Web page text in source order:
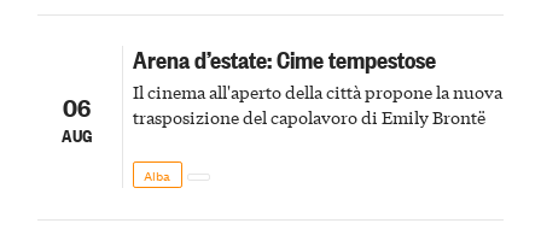
06
AUG
Arena d’estate: Cime tempestose
Il cinema all'aperto della città propone la nuova
trasposizione del capolavoro di Emily Brontë
Alba